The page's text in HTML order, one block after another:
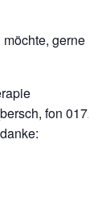
gerne
fon